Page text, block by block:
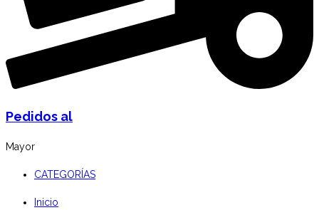
Pedidos al
Mayor
CATEGORÍAS
Inicio